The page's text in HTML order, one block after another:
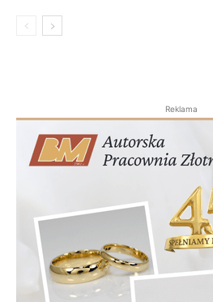
Reklama